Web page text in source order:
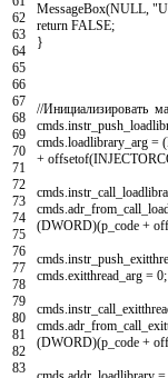
62
63
64
65
66
67
68
69
70
71
72
73
74
75
76
77
78
79
80
81
82
83
MessageBox(NULL,
return FALSE;
}
//Инициализировать
cmds.
cmds.loadlibrary_arg = (
+ offsetof(
cmds.
cmds.
(DWORD)(p_code +
cmds.
cmds.exitthread_arg = 0;
cmds.
cmds.
(DWORD)(p_code +